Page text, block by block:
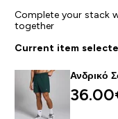
Complete your stack
together
Current item
Ανδρικό